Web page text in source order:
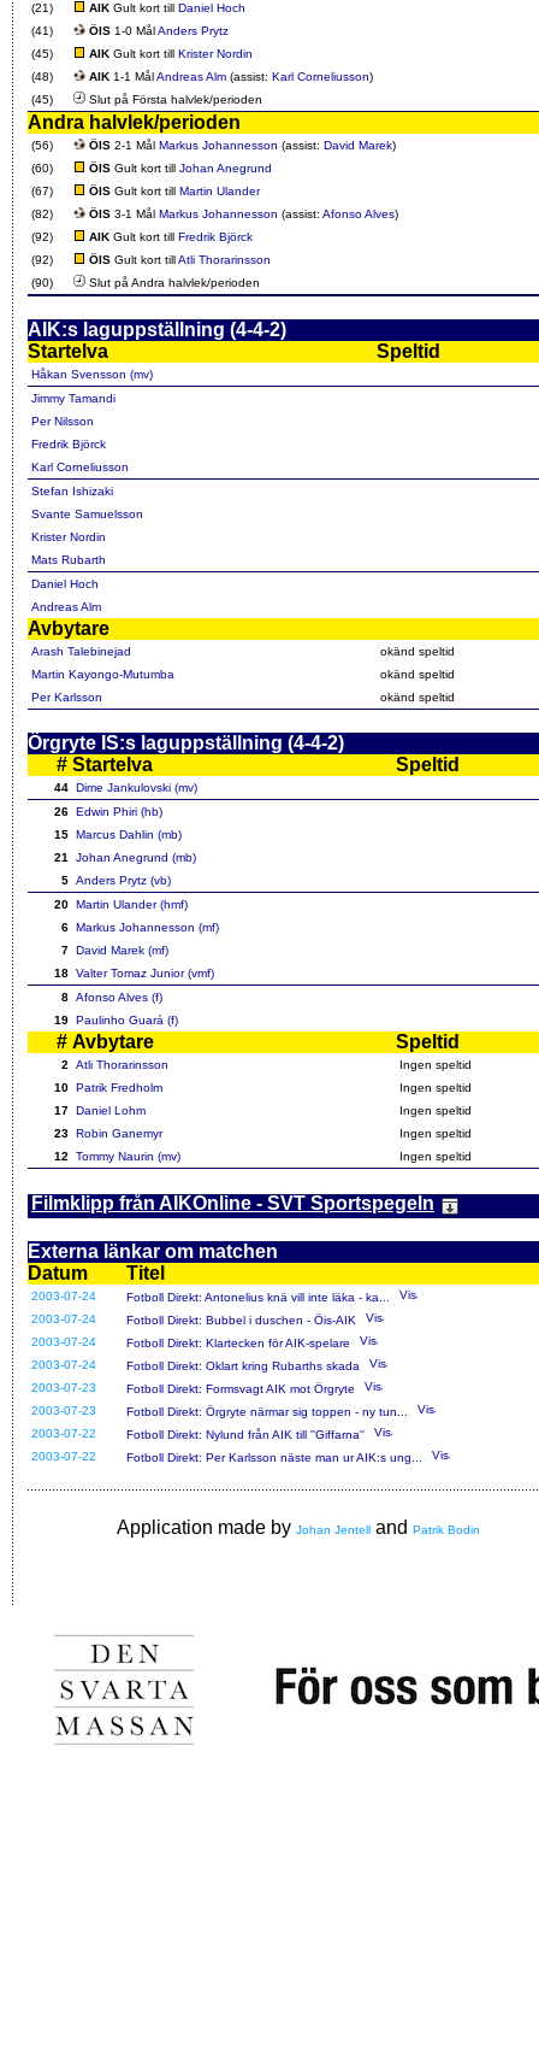
(21)
AIK Gult kort till Daniel Hoch
(41)
ÖIS 1-0 MålAnders Prytz
(45)
AIK Gult kort till Krister Nordin
(48)
AIK 1-1 MålAndreas Alm (assist: Karl Corneliusson)
(45)
Slut på Första halvlek/perioden
Andra halvlek/perioden
(56) ÖIS 2-1 Mål Markus Johannesson (assist: David Marek)
(60)
ÖIS Gult kort till Johan Anegrund
(67)
ÖIS Gult kort till Martin Ulander
(82)
ÖIS 3-1 Mål Markus Johannesson (assist: Afonso Alves)
(92)
AIK Gult kort till Fredrik Björck
(92)
ÖIS Gult kort tillAtli Thorarinsson
(90)
Slut på Andra halvlek/perioden
AIK:s laguppställning (4-4-2)
Startelva
Speltid
Håkan Svensson (mv)
Jimmy Tamandi
Per Nilsson
Fredrik Björck
Karl Corneliusson
Stefan Ishizaki
Svante Samuelsson
Krister Nordin
Mats Rubarth
Daniel Hoch
Andreas Alm
Avbytare
Arash Talebinejad
okänd speltid
Martin Kayongo-Mutumba
okänd speltid
Per Karlsson
okänd speltid
Örgryte IS:s laguppställning (4-4-2)
# Startelva Speltid
44 Dime Jankulovski (mv)
26 Edwin Phiri (hb)
15 Marcus Dahlin (mb)
21
Johan Anegrund (mb)
5 Anders Prytz (vb)
20 Martin Ulander (hmf)
6 Markus Johannesson (mf)
7 David Marek (mf)
18 Valter Tomaz Junior (vmf)
8 Afonso Alves (f)
19 Paulinho Guará (f)
# Avbytare Speltid
2 Atli Thorarinsson
Ingen speltid
10 Patrik Fredholm
Ingen speltid
17 Daniel Lohm
Ingen speltid
23 Robin Ganemyr
Ingen speltid
12
Tommy Naurin (mv) Ingen speltid
Filmklipp från AIKOnline - SVT Sportspegeln
Externa länkar om matchen
Datum
Titel
2003-07-24
Fotboll Direkt: Antonelius knä vill inte läka - ka...
2003-07-24
Fotboll Direkt: Bubbel i duschen - Öis-AIK
2003-07-24
Fotboll Direkt: Klartecken för AIK-spelare
2003-07-24
Fotboll Direkt: Oklart kring Rubarths skada
2003-07-23
Fotboll Direkt: Formsvagt AIK mot Örgryte
2003-07-23
Fotboll Direkt: Örgryte närmar sig toppen - ny tun...
2003-07-22
Fotboll Direkt: Nylund från AIK till ''Giffarna''
2003-07-22
Fotboll Direkt: Per Karlsson näste man ur AIK:s ung...
Application made by Johan Jentell and Patrik Bodin